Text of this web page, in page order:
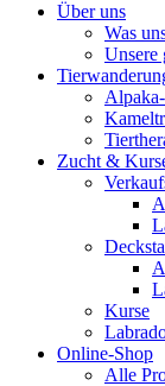
Über uns
Was
Unsere
Zucht &
Kurse
Online-Shop
Alle